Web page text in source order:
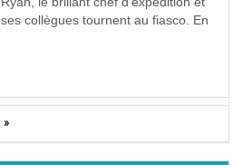
ses collègues tournent au fiasco. En
»